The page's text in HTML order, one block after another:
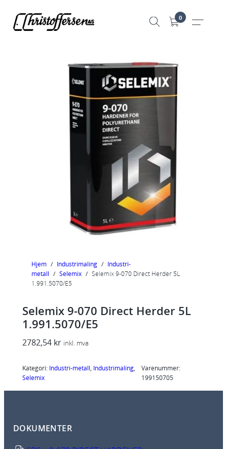
0
Hjem / Industrimaling / Industri-
metall / Selemix / Selemix 9-070 Direct Herder 5L
1.991.5070/E5
Selemix 9-070 Direct Herder 5L
1.991.5070/E5
2782,54 kr inkl. mva
Kategori: Industri-metall, Industrimaling
Selemix
Varenummer:
199150705
DOKUMENTER